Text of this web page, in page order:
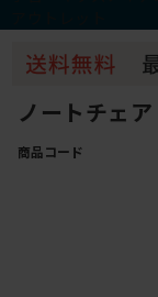
ノートチェ
商品コード